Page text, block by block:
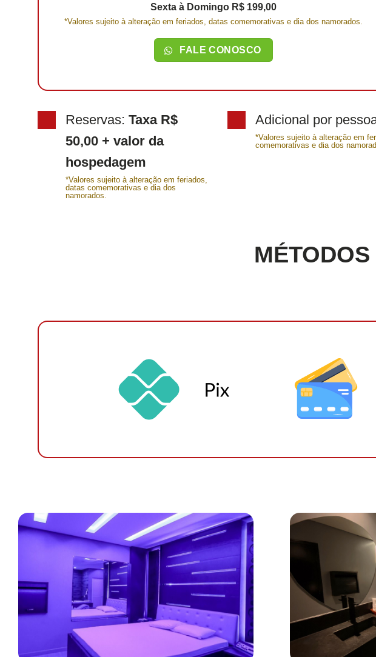
Sexta à Domingo R$ 199,00
*Valores sujeito à alteração em feriados, datas comemorativas e dia dos namorados.
FALE CONOSCO
Reservas: Taxa R$
50,00 + valor da
hospedagem
*Valores sujeito à alteração em feriados,
datas comemorativas e dia dos
namorados.
Adicional por
*Valores sujeito à alteração em
comemorativas e dia dos